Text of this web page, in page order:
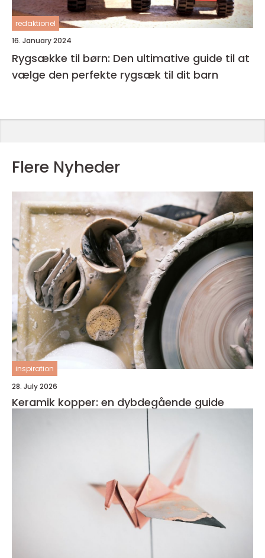
redaktionel
16. January 2024
Rygsække til børn: Den ultimative guide til at
vælge den perfekte rygsæk til dit barn
Flere Nyheder
inspiration
28. July 2026
Keramik kopper: en dybdegående guide